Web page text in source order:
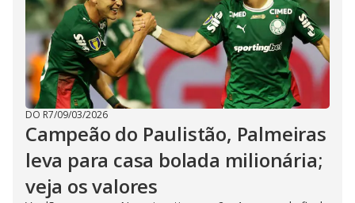
DO R7/09/03/2026
Campeão do Paulistão, Palmeiras
leva para casa bolada milionária;
veja os valores